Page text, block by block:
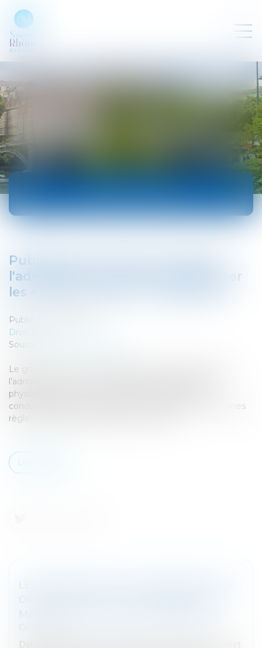
Publication du décret autorisant
l'administration fiscale à indemniser
les « indics » fiscaux - Fiscalonline
Publié le :
Droit fiscal
Source :
Le gouvernement vient de publier le décret autorisant
l’administration fiscale à indemniser les personnes
physiques qui lui communiquent des informations
conduisant à la découverte d’un manquement à certaines
règles et obligations déclaratives fiscales...
Lire la suite
LES MESURES FISCALES À VENIR LIÉES AUX
ORIENTATIONS DU GOUVERNEMENT EN
MATIÈRE DE STRATÉGIE ÉCONOMIQUE
Dans le cadre des de la discussion au Sénat le 20 juillet